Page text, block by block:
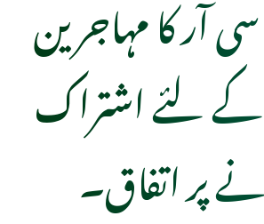
آر کا مہاجرین
کے لئے اشتراک
پر اتفاق۔